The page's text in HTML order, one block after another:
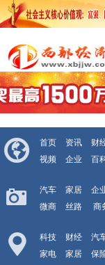
首页 资讯 财
视频
企业 百
汽车 家居 企
微商
丝路 商
科技 财经 汽
家电
家居 保